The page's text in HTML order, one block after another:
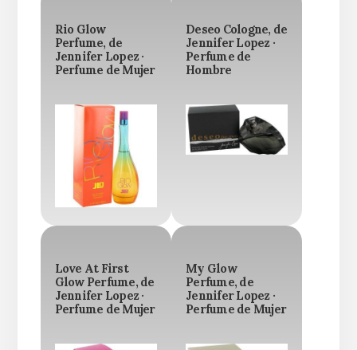
Rio Glow
Perfume, de
Jennifer Lopez ·
Perfume de Mujer
Deseo Cologne, de
Jennifer Lopez ·
Perfume de
Hombre
Love At First
Glow Perfume, de
Jennifer Lopez ·
Perfume de Mujer
My Glow
Perfume, de
Jennifer Lopez ·
Perfume de Mujer